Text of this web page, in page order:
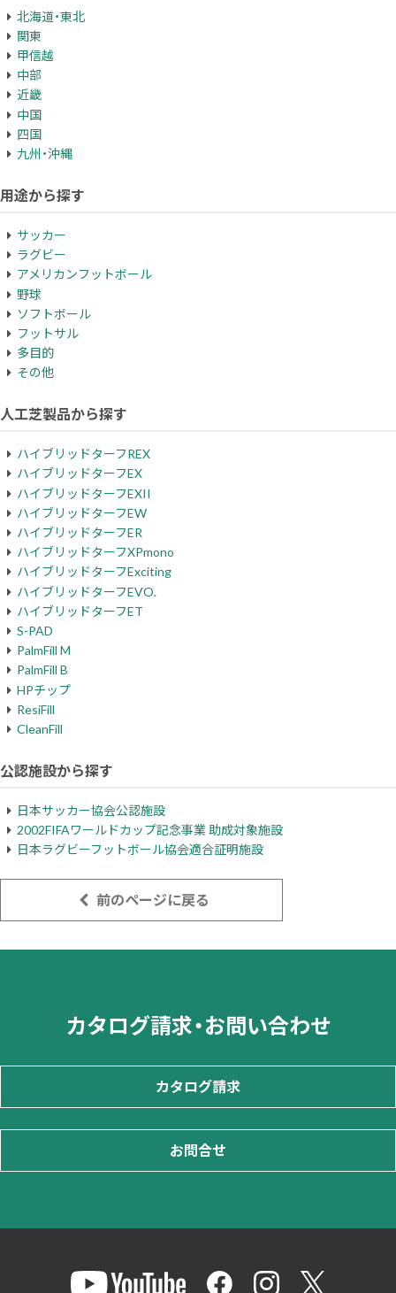
北海道・東北
関東
甲信越
中部
近畿
中国
四国
九州・沖縄
用途から探す
サッカー
ラグビー
アメリカンフットボール
野球
ソフトボール
フットサル
多目的
その他
人工芝製品から探す
ハイブリッドターフREX
ハイブリッドターフEX
ハイブリッドターフEXII
ハイブリッドターフEW
ハイブリッドターフER
ハイブリッドターフXPmono
ハイブリッドターフExciting
ハイブリッドターフEVO.
ハイブリッドターフET
S-PAD
PalmFill M
PalmFill B
HPチップ
ResiFill
CleanFill
公認施設から探す
日本サッカー協会公認施設
2002FIFAワールドカップ記念事業 助成対象施設
日本ラグビーフットボール協会適合証明施設
前のページに戻る
カタログ請求・お問い合わせ
カタログ請求
お問合せ